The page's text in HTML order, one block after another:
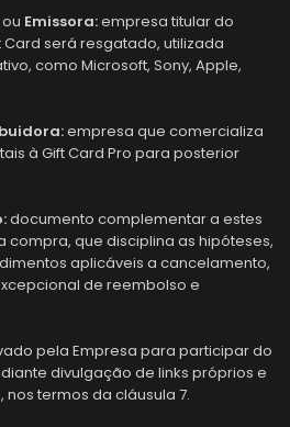
ou Emissora:empresa titular do
será resgatado, utilizada
como Microsoft, Sony, Apple,
empresa que comercializa
à Gift Card Pro para posterior
documento complementar a estes
compra, que disciplina as hipóteses,
aplicáveis a cancelamento,
de reembolso e
pela Empresa para participar do
divulgação de links próprios e
termos da cláusula 7.